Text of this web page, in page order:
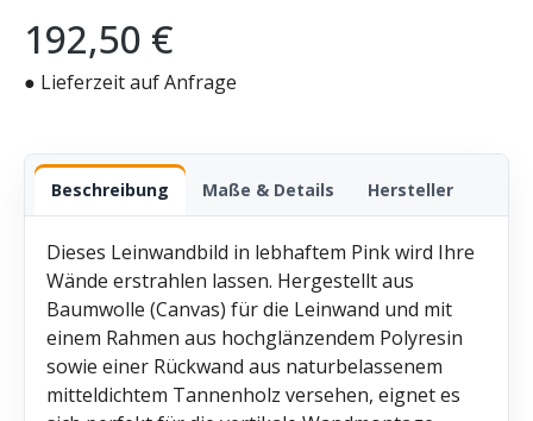
Regulärer Preis:
192,50 €
● Lieferzeit auf Anfrage
Beschreibung Maße & Details Hersteller
Dieses Leinwandbild in lebhaftem Pink wird Ihre
Wände erstrahlen lassen. Hergestellt aus
Baumwolle (Canvas) für die Leinwand und mit
einem Rahmen aus hochglänzendem Polyresin
sowie einer Rückwand aus naturbelassenem
mitteldichtem Tannenholz versehen, eignet es